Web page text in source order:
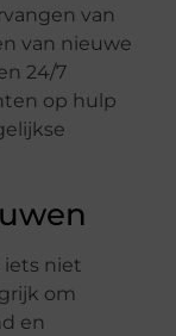
van
van nieuwe
24/7
op hulp
iets niet
om
en